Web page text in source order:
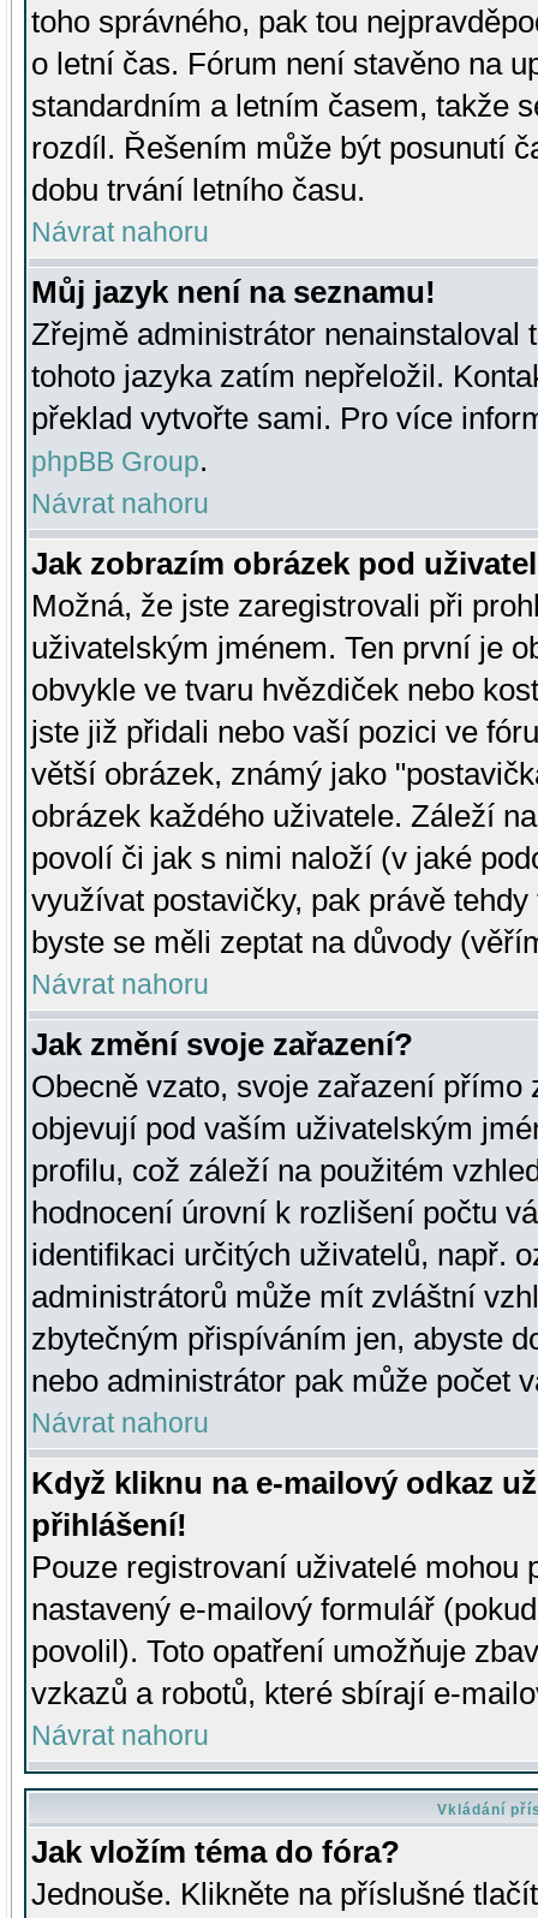
toho správného, pak tou
o letní čas. Fórum není stavěno na
standardním a letním časem, takže
rozdíl. Řešením může být posunutí
dobu trvání letního času.
Návrat nahoru
Můj jazyk není na seznamu!
Zřejmě administrátor nenainstaloval
tohoto jazyka zatím nepřeložil.
překlad vytvořte sami. Pro více
phpBB Group.
Návrat nahoru
Jak zobrazím obrázek pod
Možná, že jste zaregistrovali při
uživatelským jménem. Ten první je
obvykle ve tvaru hvězdiček nebo
jste již přidali nebo vaší pozici ve
větší obrázek, známý jako
obrázek každého uživatele. Záleží
povolí či jak s nimi naloží (v jaké
využívat postavičky, pak právě
byste se měli zeptat na důvody
Návrat nahoru
Jak změní svoje zařazení?
Obecně vzato, svoje zařazení přímo
objevují pod vaším uživatelským
profilu, což záleží na použitém
hodnocení úrovní k rozlišení počtu
identifikaci určitých uživatelů, např.
administrátorů může mít zvláštní
zbytečným přispíváním jen, abyste
nebo administrátor pak může počet
Návrat nahoru
Když kliknu na e-mailový odkaz
přihlášení!
Pouze registrovaní uživatelé mohou
nastavený e-mailový formulář
povolil). Toto opatření umožňuje
vzkazů a robotů, které sbírají e-
Návrat nahoru
Vkládání
Jak vložím téma do fóra?
Jednouše. Klikněte na příslušné